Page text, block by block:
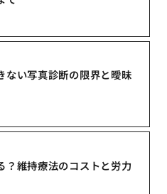
ない写真診断の限界と曖昧
？維持療法のコストと労力